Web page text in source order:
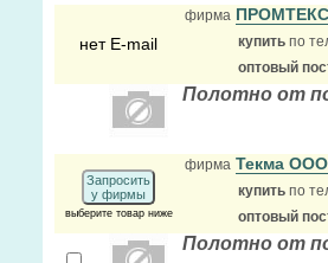
нет E-mail
фирма
купить по
оптовый
Полотно от
Запросить
у фирмы
выберите товар ниже
фирма Текма
купить по
оптовый
Полотно от